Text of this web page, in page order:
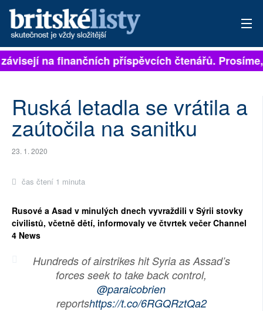
PŘIHLÁSIT
ARCHIV
AUTOŘI
SOCIÁLNÍ SÍTĚ
na finančních příspěvcích čtenářů. Prosíme,
Ruská letadla se vrátila a
zaútočila na sanitku
23. 1. 2020
čas čtení 1 minuta
Rusové a Asad v minulých dnech vyvraždili v Sýrii stovky
civilistů, včetně dětí, informovaly ve čtvrtek večer Channel
4 News
Hundreds of airstrikes hit Syria as Assad’s
forces seek to take back control,
@paraicobrien
reportshttps://t.co/6RGQRztQa2